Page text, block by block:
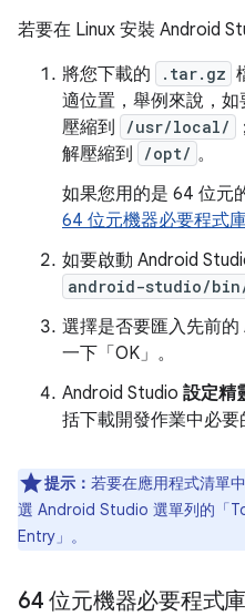
若要在 Linux 安裝 Android
將您下載的
.tar.gz
適位置，舉例來說，
壓縮到
/usr/local/
解壓縮到
/opt/ 。
如果您用的是 64 位元
64 位元機器必要程式
如要啟動 Android
android-studio/
選擇是否要匯入先前
一下「OK」 。
Android Studio 設定精
括下載開發作業中必要
提示： 若要在應用程式清單
選 Android Studio 選單列的「
Entry」。
64 位元機器必要程式庫